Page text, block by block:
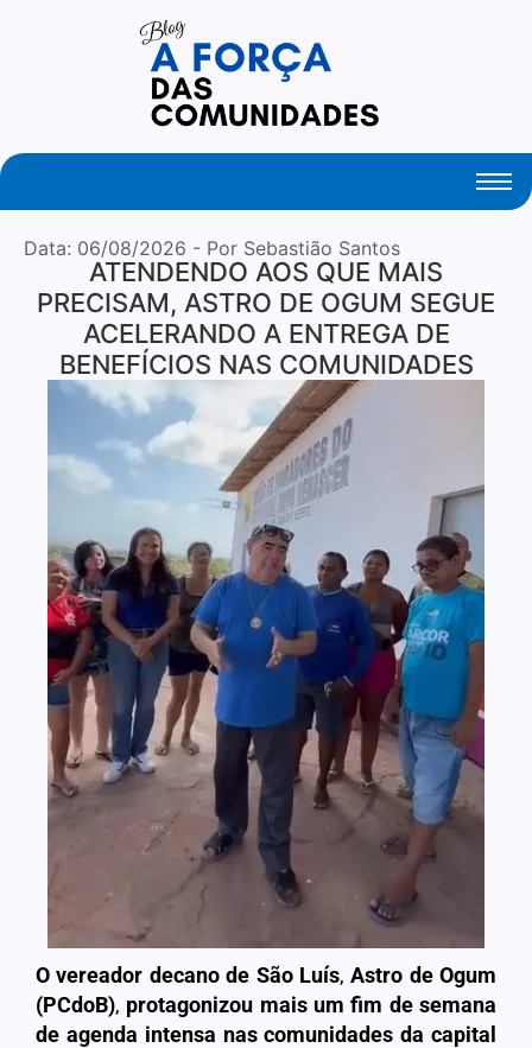
Created By Royal Addons
Data: 06/08/2026 - Por Sebastião Santos
ATENDENDO AOS QUE MAIS
PRECISAM, ASTRO DE OGUM SEGUE
ACELERANDO A ENTREGA DE
BENEFÍCIOS NAS COMUNIDADES
O vereador decano de São Luís,Astro de Ogum
(PCdoB), protagonizou mais um fim de semana
de agenda intensa nas comunidades da capital